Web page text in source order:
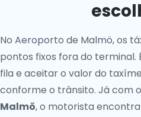
No Aeroporto de Malmö, os
pontos fixos fora do terminal.
fila e aceitar o valor do
conforme o trânsito. Já com o
Malmö, o motorista